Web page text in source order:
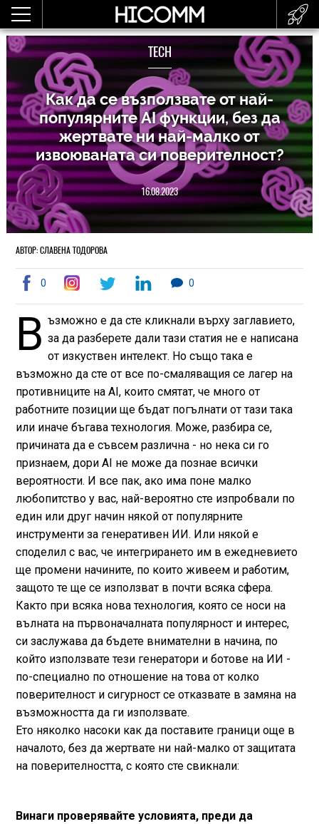
TECH
Как да се възползвате от най-
популярните AI функции, без да
жертвате ни най-малко от
извоюваната си поверителност?
16.08.2023
АВТОР: СЛАВЕНА ТОДОРОВА
0 0
В ъзможно е да сте кликнали върху заглавието,
за да разберете дали тази статия не е написана
от изкуствен интелект. Но също така е
възможно да сте от все по-смаляващия се лагер на
противниците на AI, които смятат, че много от
работните позиции ще бъдат погълнати от тази така
или иначе бъгава технология. Може, разбира се,
причината да е съвсем различна - но нека си го
признаем, дори AI не може да познае всички
вероятности. И все пак, ако има поне малко
любопитство у вас, най-вероятно сте изпробвали по
един или друг начин някой от популярните
инструменти за генеративен ИИ. Или някой е
споделил с вас, че интегрирането им в ежедневието
ще промени начините, по които живеем и работим,
защото те ще се използват в почти всяка сфера.
Както при всяка нова технология, която се носи на
вълната на първоначалната популярност и интерес,
си заслужава да бъдете внимателни в начина, по
който използвате тези генератори и ботове на ИИ -
по-специално по отношение на това от колко
поверителност и сигурност се отказвате в замяна на
възможността да ги използвате.
Ето няколко насоки как да поставите граници още в
началото, без да жертвате ни най-малко от защитата
на поверителността, с която сте свикнали:
Винаги проверявайте условията, преди да